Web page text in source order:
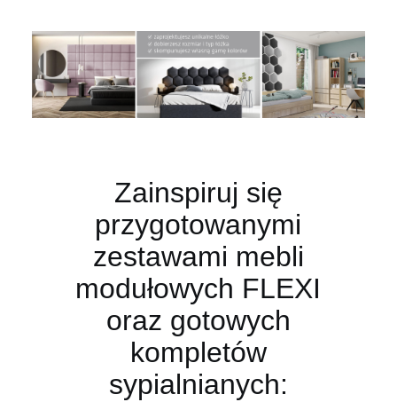
Zainspiruj się
przygotowanymi
zestawami mebli
modułowych FLEXI
oraz gotowych
kompletów
sypialnianych: